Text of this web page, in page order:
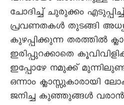
ചോദിച്ച് ചുരുക്കം
പ്രവണതകൾ തുടങ്ങി
കുഴപ്പിക്കുന്ന തരത്തിൽ
ഇരിപ്പുറക്കാതെ
ഇപ്പോഴേ നമുക്ക്
ഒന്നാം ക്ലാസ്സുകാരായി
ജനിച്ച കുഞ്ഞുങ്ങൾ